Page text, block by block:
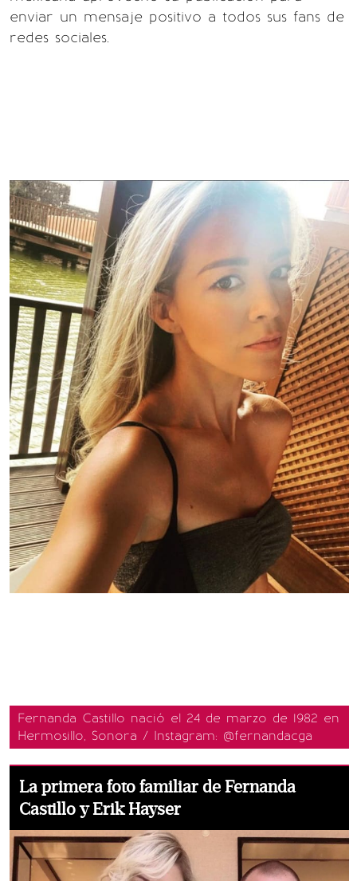
enviar un mensaje positivo a todos sus fans de
redes sociales.
Fernanda Castillo nació el 24 de marzo de 1982 en
Hermosillo, Sonora / Instagram: @fernandacga
La primera foto familiar de Fernanda
Castillo y Erik Hayser